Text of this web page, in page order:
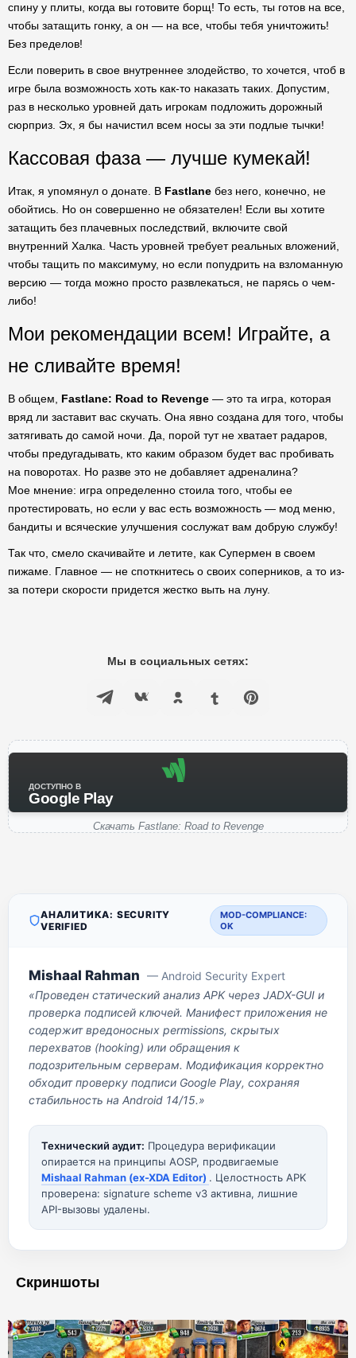
спину у плиты, когда вы готовите борщ! То есть, ты готов на все,
чтобы затащить гонку, а он — на все, чтобы тебя уничтожить!
Без пределов!
Если поверить в свое внутреннее злодейство, то хочется, чтоб в
игре была возможность хоть как-то наказать таких. Допустим,
раз в несколько уровней дать игрокам подложить дорожный
сюрприз. Эх, я бы начистил всем носы за эти подлые тычки!
Кассовая фаза — лучше кумекай!
Итак, я упомянул о донате. В Fastlane без него, конечно, не
обойтись. Но он совершенно не обязателен! Если вы хотите
затащить без плачевных последствий, включите свой
внутренний Халка. Часть уровней требует реальных вложений,
чтобы тащить по максимуму, но если попудрить на взломанную
версию — тогда можно просто развлекаться, не парясь о чем-
либо!
Мои рекомендации всем! Играйте, а
не сливайте время!
В общем, Fastlane: Road to Revenge — это та игра, которая
вряд ли заставит вас скучать. Она явно создана для того, чтобы
затягивать до самой ночи. Да, порой тут не хватает радаров,
чтобы предугадывать, кто каким образом будет вас пробивать
на поворотах. Но разве это не добавляет адреналина?
Мое мнение: игра определенно стоила того, чтобы ее
протестировать, но если у вас есть возможность — мод меню,
бандиты и всяческие улучшения сослужат вам добрую службу!
Так что, смело скачивайте и летите, как Супермен в своем
пижаме. Главное — не споткнитесь о своих соперников, а то из-
за потери скорости придется жестко выть на луну.
Мы в социальных сетях:
ДОСТУПНО В
Google Play
Скачать Fastlane: Road to Revenge
АНАЛИТИКА: SECURITY
VERIFIED
MOD-COMPLIANCE:
OK
Mishaal Rahman — Android Security Expert
«Проведен статический анализ APK через JADX-GUI и
проверка подписей ключей. Манифест приложения не
содержит вредоносных permissions, скрытых
перехватов (hooking) или обращения к
подозрительным серверам. Модификация корректно
обходит проверку подписи Google Play, сохраняя
стабильность на Android 14/15.»
Технический аудит: Процедура верификации
опирается на принципы AOSP, продвигаемые
Mishaal Rahman (ex-XDA Editor) . Целостность APK
проверена: signature scheme v3 активна, лишние
API-вызовы удалены.
Скриншоты